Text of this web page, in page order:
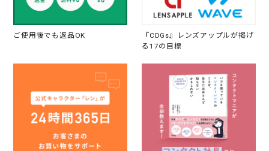
ご使用後でも返品OK
『CDGs』レンズアップルが掲げ
る17の目標